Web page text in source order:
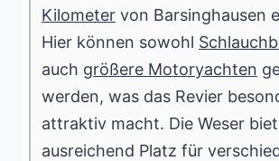
Kilometer von Barsinghausen
Hier können sowohl
auch größere Motoryachten
werden, was das Revier
attraktiv macht. Die Weser
ausreichend Platz für